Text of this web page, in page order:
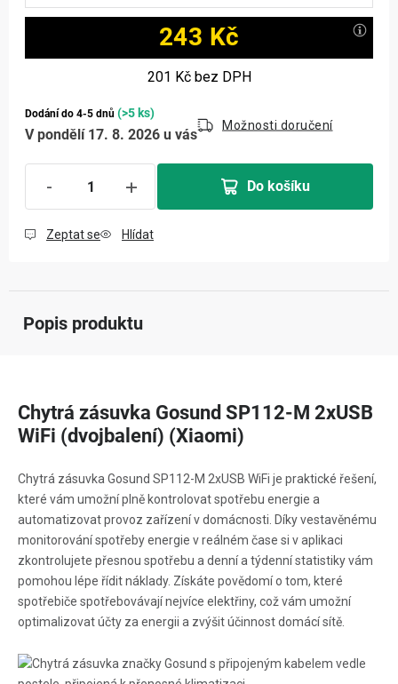
243 Kč
201 Kčbez DPH
Dodání do 4-5 dnů (>5 ks)
V pondělí 17. 8. 2026 u vás
Možnosti doručení
Do košíku
Zeptat se Hlídat
Popis produktu
Chytrá zásuvka Gosund SP112-M 2xUSB
WiFi (dvojbalení) (Xiaomi)
Chytrá zásuvka Gosund SP112-M 2xUSB WiFi je praktické řešení,
které vám umožní plně kontrolovat spotřebu energie a
automatizovat provoz zařízení v domácnosti. Díky vestavěnému
monitorování spotřeby energie v reálném čase si v aplikaci
zkontrolujete přesnou spotřebu a denní a týdenní statistiky vám
pomohou lépe řídit náklady. Získáte povědomí o tom, které
spotřebiče spotřebovávají nejvíce elektřiny, což vám umožní
optimalizovat účty za energii a zvýšit účinnost domácí sítě.